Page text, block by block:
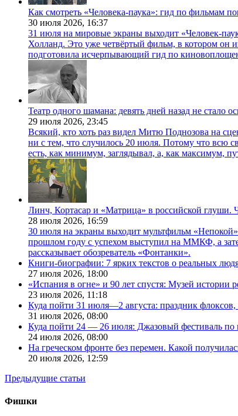
Как смотреть «Человека-паука»: гид по фильмам
30 июля 2026, 16:37
31 июля на мировые экраны выходит «Человек-
Холланд. Это уже четвёртый фильм, в котором он
подготовила исчерпывающий гид по
Театр одного шамана: девять дней назад не стало
29 июля 2026, 23:45
Всякий, кто хоть раз видел Митю Поднозова на
ни с тем, что случилось 20 июля. Потому что всю
есть, как минимум, заглядывал, а, как максимум,
Линч, Кортасар и «Матрица» в российской глуши.
28 июля 2026, 16:59
30 июля на экраны выходит мультфильм
прошлом году с успехом выступил на ММКФ, а
рассказывает обозреватель «Фонтанки».
Книги-биографии: 7 ярких текстов о реальных
27 июля 2026, 18:00
«Испания в огне» и 90 лет спустя: Музей истории
23 июля 2026, 11:18
Куда пойти 31 июля—2 августа: праздник
31 июля 2026, 08:00
Куда пойти 24 — 26 июля: Джазовый фестиваль
24 июля 2026, 08:00
На греческом фронте без перемен. Какой
20 июля 2026, 12:59
Предыдущие статьи
Фишки